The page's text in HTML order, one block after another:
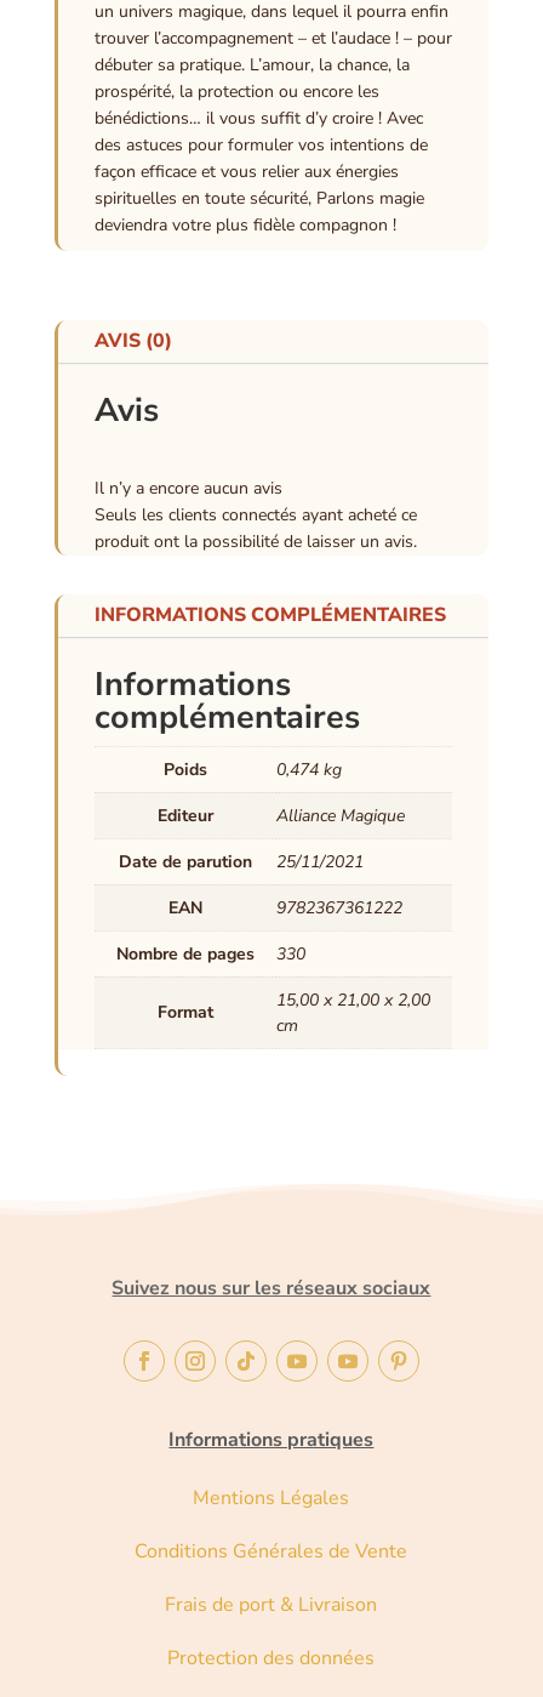
un univers magique, dans lequel il pourra enfin
trouver l’accompagnement – et l’audace ! – pour
débuter sa pratique. L’amour, la chance, la
prospérité, la protection ou encore les
bénédictions… il vous suffit d’y croire ! Avec
des astuces pour formuler vos intentions de
façon efficace et vous relier aux énergies
spirituelles en toute sécurité, Parlons magie
deviendra votre plus fidèle compagnon !
AVIS (0)
Avis
Il n’y a encore aucun avis
Seuls les clients connectés ayant acheté ce
produit ont la possibilité de laisser un avis.
INFORMATIONS COMPLÉMENTAIRES
Informations
complémentaires
Poids
0,474 kg
Editeur
Alliance Magique
Date de parution
25/11/2021
EAN
9782367361222
Nombre de pages
330
Format
15,00 x 21,00 x 2,00
cm
Suivez nous sur les réseaux sociaux
Informations pratiques
Mentions Légales
Conditions Générales de Vente
Frais de port & Livraison
Protection des données